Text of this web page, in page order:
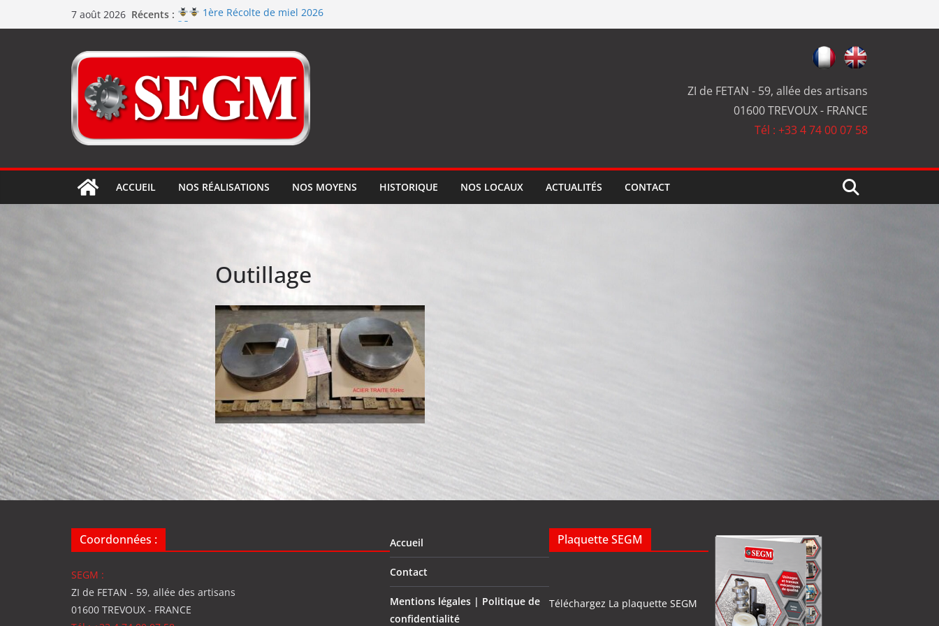
7 août 2026 Récents :
1ère Récolte de miel 2026
Renouvellement de la certification ISO 9001
Jérôme en renfort sur la qualité de #SEGM
et réparation
ZI de FETAN - 59, allée des artisans
01600 TREVOUX - FRANCE
Tél : +33 4 74 00 07 58
ACCUEIL NOS RÉALISATIONS NOS MOYENS HISTORIQUE NOS LOCAUX ACTUALITÉS CONTACT
Outillage
Coordonnées :
SEGM :
ZI de FETAN - 59, allée des artisans
01600 TREVOUX - FRANCE
Accueil
Contact
Mentions légales | Politique de
confidentialité
Plaquette SEGM
Téléchargez La plaquette SEGM